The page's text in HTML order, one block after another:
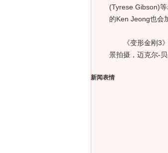
(Tyrese Gibson)
的Ken Jeong也会
《变形金刚3》
景拍摄，迈克尔-
新闻表情